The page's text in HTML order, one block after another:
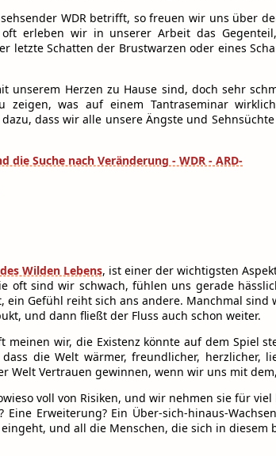
WDR betrifft, so freuen wir uns über
erleben wir in unserer Arbeit das
letzte Schatten der Brustwarzen oder eines
unserem Herzen zu Hause sind, doch sehr
zeigen, was auf einem Tantraseminar
dass wir alle unsere Ängste und
Wilden Lebens, ist einer der wichtigsten
oft sind wir schwach, fühlen uns gerade
ein Gefühl reiht sich ans andere. Manchmal
und dann fließt der Fluss auch schon weiter.
meinen wir, die Existenz könnte auf dem
die Welt wärmer, freundlicher,
Welt Vertrauen gewinnen, wenn wir uns mit
voll von Risiken, und wir nehmen sie für
Eine Erweiterung? Ein Über-sich-hinaus-
und all die Menschen, die sich in